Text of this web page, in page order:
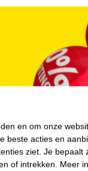
en om onze
beste acties en
ziet. Je bepaalt
of intrekken. Meer